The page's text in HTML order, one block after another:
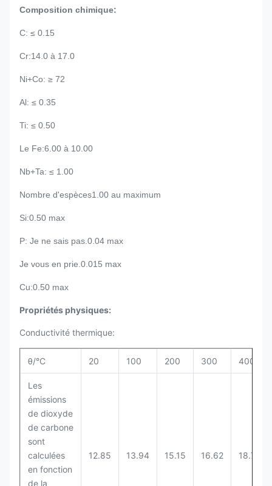
Composition chimique:
C: ≤ 0.15
Cr:14.0 à 17.0
Ni+Co: ≥ 72
Al: ≤ 0.35
Ti: ≤ 0.50
Le Fe:6.00 à 10.00
Nb+Ta: ≤ 1.00
Nombre d'espèces1.00 au maximum
Si:0.50 max
P: Je ne sais pas.0.04 max
Je vous en prie.0.015 max
Cu:0.50 max
Propriétés physiques:
Conductivité thermique:
θ/°C 20 100 200 300 400
Les
émissions
de dioxyde
de carbone
sont
calculées
en fonction
de la
12.85 13.94 15.15 16.62 18.71